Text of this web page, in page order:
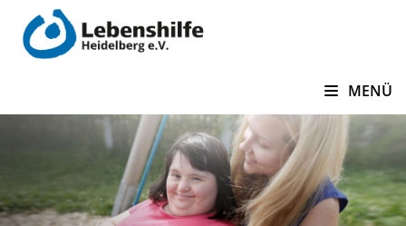
zum Inhalt springen
MENÜ